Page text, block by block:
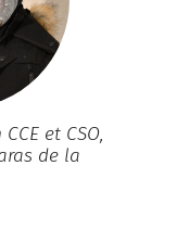
et CSO,
de la